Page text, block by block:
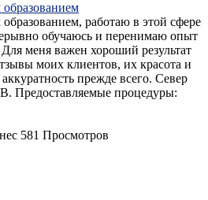
работаю в этой сфере
обучаюсь и перенимаю опыт
меня важен хороший результат
моих клиентов, их красота и
прежде всего. Север
Предоставляемые процедуры:
581 Просмотров